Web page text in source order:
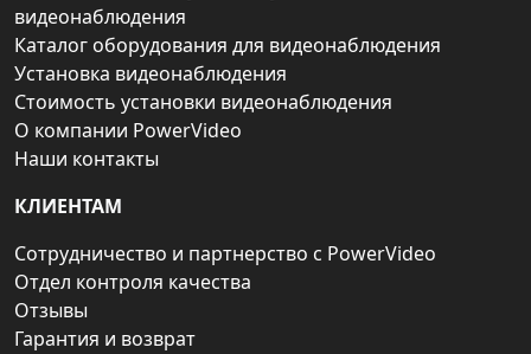
видеонаблюдения
Каталог оборудования для видеонаблюдения
Установка видеонаблюдения
Стоимость установки видеонаблюдения
О компании PowerVideo
Наши контакты
КЛИЕНТАМ
Сотрудничество и партнерство с PowerVideo
Отдел контроля качества
Отзывы
Гарантия и возврат